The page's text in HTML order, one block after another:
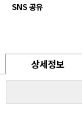
SNS 공유
상세정보